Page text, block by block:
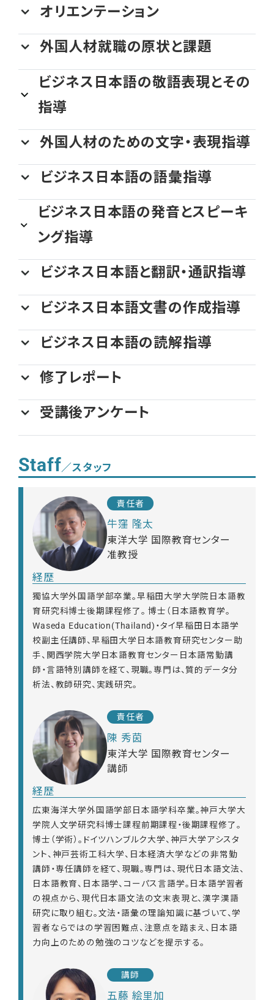
オリエンテーション
外国人材就職の原状と課題
ビジネス日本語の敬語表現とその
指導
外国人材のための文字・表現指導
ビジネス日本語の語彙指導
ビジネス日本語の発音とスピーキ
ング指導
ビジネス日本語と翻訳・通訳指導
ビジネス日本語文書の作成指導
ビジネス日本語の読解指導
修了レポート
受講後アンケート
Staff／スタッフ
責任者
牛窪 隆太
東洋大学 国際教育センター
准教授
経歴
獨協大学外国語学部卒業。早稲田大学大学院日本語教
育研究科博士後期課程修了。 博士（日本語教育学。
Waseda Education(Thailand)・タイ早稲田日本語学
校副主任講師、早稲田大学日本語教育研究センター助
手、関西学院大学日本語教育センター日本語常勤講
師・言語特別講師を経て、現職。専門は、質的データ分
析法、教師研究、実践研究。
責任者
陳 秀茵
東洋大学 国際教育センター
講師
経歴
広東海洋大学外国語学部日本語学科卒業。神戸大学大
学院人文学研究科博士課程前期課程・後期課程修了。
博士（学術）。ドイツハンブルク大学、神戸大学アシスタ
ント、神戸芸術工科大学、日本経済大学などの非常勤
講師・専任講師を経て、現職。専門は、現代日本語文法、
日本語教育、日本語学、コーパス言語学。日本語学習者
の視点から、現代日本語文法の文末表現と、漢字漢語
研究に取り組む。文法・語彙の理論知識に基づいて、学
習者ならではの学習困難点、注意点を踏まえ、日本語
力向上のための勉強のコツなどを提示する。
講師
五藤 絵里加